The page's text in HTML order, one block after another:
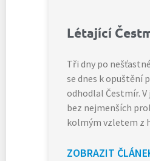
Létající
Tři dny po
se dnes k opuštění
odhodlal Čestmír.
bez nejmenších
kolmým vzletem z
ZOBRAZIT